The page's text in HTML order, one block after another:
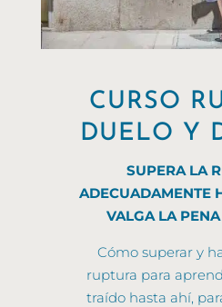
CURSO
DUELO Y
SUPERA LA
ADECUADAMENTE
VALGA LA
Cómo superar y
ruptura para
traído hasta ahí,